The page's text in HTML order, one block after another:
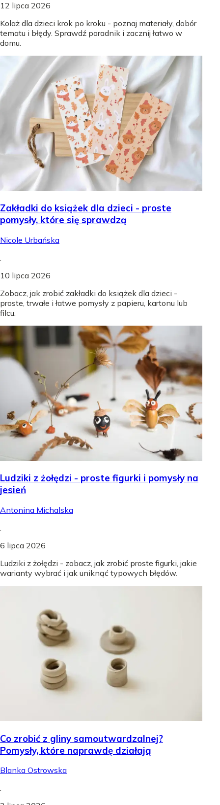
12 lipca 2026
Kolaż dla dzieci krok po kroku - poznaj materiały, dobór
tematu i błędy. Sprawdź poradnik i zacznij łatwo w
domu.
Zakładki do książek dla dzieci - proste
pomysły, które się sprawdzą
Nicole Urbańska
10 lipca 2026
Zobacz, jak zrobić zakładki do książek dla dzieci -
proste, trwałe i łatwe pomysły z papieru, kartonu lub
filcu.
Ludziki z żołędzi - proste figurki i pomysły na
jesień
Antonina Michalska
.
6 lipca 2026
Ludziki z żołędzi - zobacz, jak zrobić proste figurki, jakie
warianty wybrać i jak uniknąć typowych błędów.
Co zrobić z gliny samoutwardzalnej?
Pomysły, które naprawdę działają
Blanka Ostrowska
.